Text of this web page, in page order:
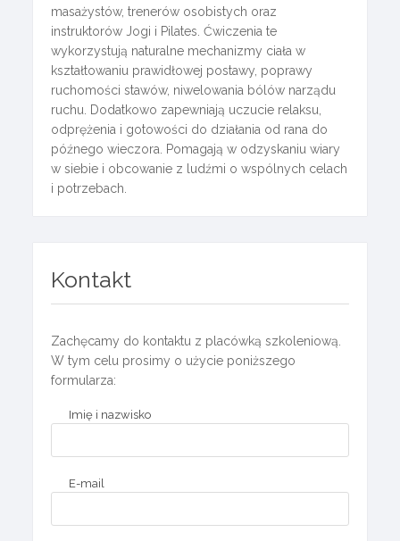
masażystów, trenerów osobistych oraz
instruktorów Jogi i Pilates. Ćwiczenia te
wykorzystują naturalne mechanizmy ciała w
kształtowaniu prawidłowej postawy, poprawy
ruchomości stawów, niwelowania bólów narządu
ruchu. Dodatkowo zapewniają uczucie relaksu,
odprężenia i gotowości do działania od rana do
późnego wieczora. Pomagają w odzyskaniu wiary
w siebie i obcowanie z ludźmi o wspólnych celach
i potrzebach.
Kontakt
Zachęcamy do kontaktu z placówką szkoleniową.
W tym celu prosimy o użycie poniższego
formularza:
Imię i nazwisko
E-mail